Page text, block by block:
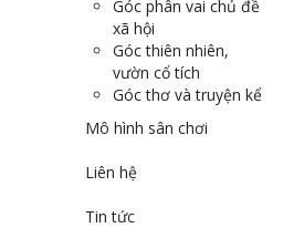
Góc phân vai chủ đề
xã hội
Góc thiên nhiên,
vườn cổ tích
Góc thơ và truyện kể
Mô hình sân chơi
Liên hệ
Tin tức